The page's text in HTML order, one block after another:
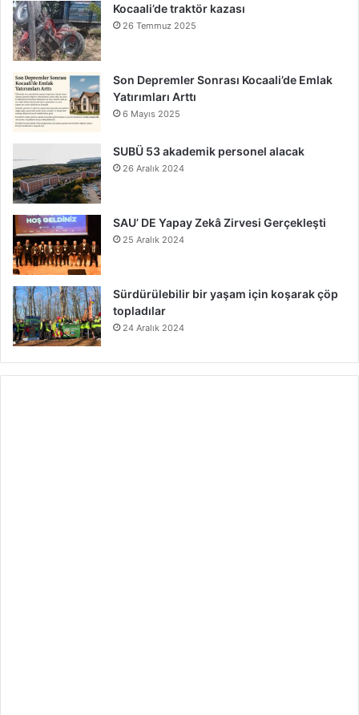
Kocaali’de traktör kazası
26 Temmuz 2025
Son Depremler Sonrası Kocaali’de Emlak
Yatırımları Arttı
6 Mayıs 2025
SUBÜ 53 akademik personel alacak
26 Aralık 2024
SAU’ DE Yapay Zekâ Zirvesi Gerçekleşti
25 Aralık 2024
Sürdürülebilir bir yaşam için koşarak çöp
topladılar
24 Aralık 2024